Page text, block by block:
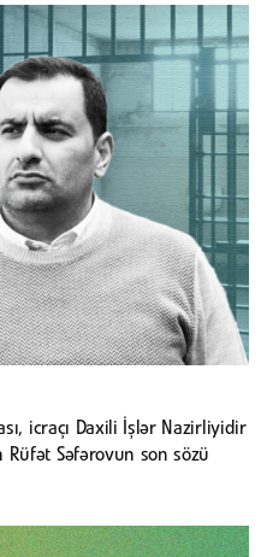
icraçı Daxili İşlər Nazirliyidir
Səfərovun son sözü